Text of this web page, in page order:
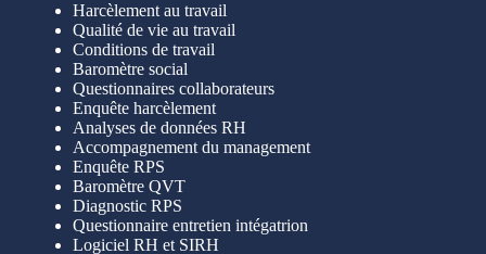
Harcèlement au travail
Qualité de vie au travail
Conditions de travail
Baromètre social
Questionnaires collaborateurs
Enquête harcèlement
Analyses de données RH
Accompagnement du management
Enquête RPS
Baromètre QVT
Diagnostic RPS
Questionnaire entretien intégatrion
Logiciel RH et SIRH